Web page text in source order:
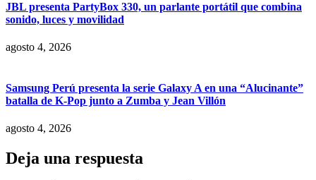
JBL presenta PartyBox 330, un parlante portátil que combina
sonido, luces y movilidad
agosto 4, 2026
Samsung Perú presenta la serie Galaxy A en una “Alucinante”
batalla de K-Pop junto a Zumba y Jean Villón
agosto 4, 2026
Deja una respuesta